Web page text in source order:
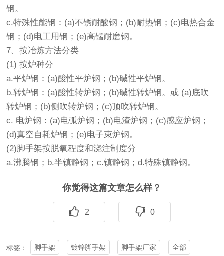
钢。
c.特殊性能钢：(a)不锈耐酸钢；(b)耐热钢；(c)电热合金
钢；(d)电工用钢；(e)高锰耐磨钢。
7、按冶炼方法分类
(1) 按炉种分
a.平炉钢：(a)酸性平炉钢；(b)碱性平炉钢。
b.转炉钢：(a)酸性转炉钢；(b)碱性转炉钢。或 (a)底吹
转炉钢；(b)侧吹转炉钢；(c)顶吹转炉钢。
c. 电炉钢：(a)电弧炉钢；(b)电渣炉钢；(c)感应炉钢；
(d)真空自耗炉钢；(e)电子束炉钢。
(2)脚手架按脱氧程度和浇注制度分
a.沸腾钢；b.半镇静钢；c.镇静钢；d.特殊镇静钢。
你觉得这篇文章怎么样？
2 0
标签： 脚手架 镀锌脚手架 脚手架厂家 全部